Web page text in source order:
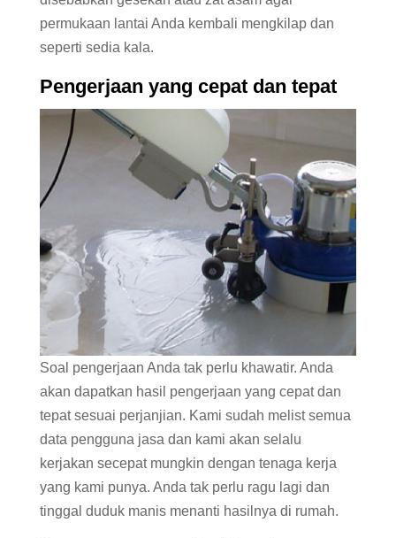
permukaan lantai Anda kembali mengkilap dan
seperti sedia kala.
Pengerjaan yang cepat dan tepat
Soal pengerjaan Anda tak perlu khawatir. Anda
akan dapatkan hasil pengerjaan yang cepat dan
tepat sesuai perjanjian. Kami sudah melist semua
data pengguna jasa dan kami akan selalu
kerjakan secepat mungkin dengan tenaga kerja
yang kami punya. Anda tak perlu ragu lagi dan
tinggal duduk manis menanti hasilnya di rumah.